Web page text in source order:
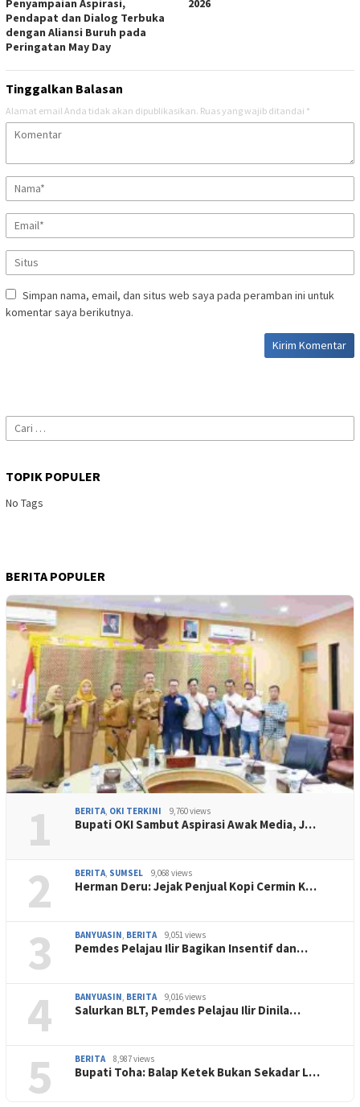
Penyampaian Aspirasi,
Pendapat dan Dialog Terbuka
dengan Aliansi Buruh pada
Peringatan May Day
2026
Tinggalkan Balasan
Alamat email Anda tidak akan dipublikasikan. Ruas yang wajib ditandai *
Simpan nama, email, dan situs web saya pada peramban ini untuk
komentar saya berikutnya.
Cari
untuk:
TOPIK POPULER
No Tags
BERITA POPULER
1 BERITA, OKI TERKINI 9,760 views
Bupati OKI Sambut Aspirasi Awak Media, J…
2 BERITA, SUMSEL 9,068 views
Herman Deru: Jejak Penjual Kopi Cermin K…
3 BANYUASIN, BERITA 9,051 views
Pemdes Pelajau Ilir Bagikan Insentif dan…
4 BANYUASIN, BERITA 9,016 views
Salurkan BLT, Pemdes Pelajau Ilir Dinila…
5 BERITA 8,987 views
Bupati Toha: Balap Ketek Bukan Sekadar L…